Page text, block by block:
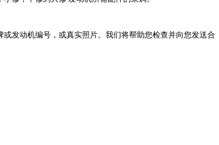
发动机编号，或真实照片。我们将帮助您检查并向您发送合